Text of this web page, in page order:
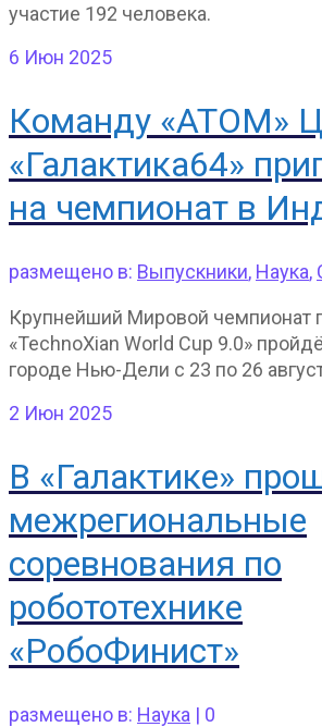
участие 192 человека.
6 Июн 2025
Команду «АТОМ»
«Галактика64»
на чемпионат в
размещено в: Выпускники, Наука,
Крупнейший Мировой чемпионат
«TechnoXian World Cup 9.0»
городе Нью-Дели с 23 по 26
2 Июн 2025
В «Галактике»
межрегиональные
соревнования по
робототехнике
«РобоФинист»
размещено в: Наука | 0